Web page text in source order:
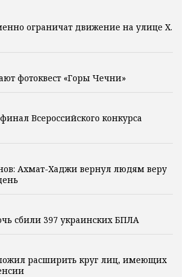
ограничат движение на улице Х.
фотоквест «Горы Чечни»
Всероссийского конкурса
Ахмат-Хаджи вернул людям веру
сбили 397 украинских БПЛА
расширить круг лиц, имеющих